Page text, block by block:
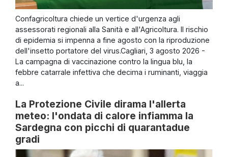
Confagricoltura chiede un vertice d'urgenza agli
assessorati regionali alla Sanità e all'Agricoltura. Il rischio
di epidemia si impenna a fine agosto con la riproduzione
dell'insetto portatore del virus.Cagliari, 3 agosto 2026 -
La campagna di vaccinazione contro la lingua blu, la
febbre catarrale infettiva che decima i ruminanti, viaggia
a...
La Protezione Civile dirama l'allerta
meteo: l'ondata di calore infiamma la
Sardegna con picchi di quarantadue
gradi